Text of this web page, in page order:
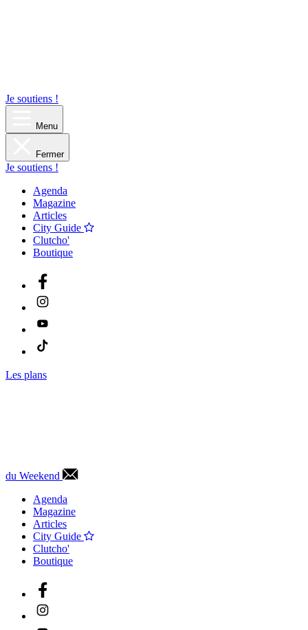
Je soutiens !
Menu
Fermer
Je soutiens !
Agenda
Magazine
Articles
City Guide
Clutcho'
Boutique
Les plans
du Weekend
Agenda
Magazine
Articles
City Guide
Clutcho'
Boutique